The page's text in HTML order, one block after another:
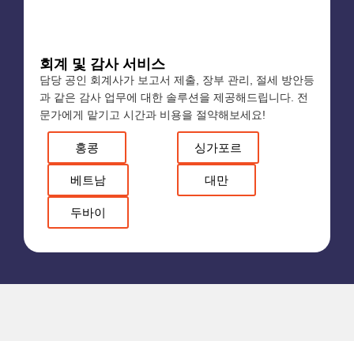
회계 및 감사 서비스
담당 공인 회계사가 보고서 제출, 장부 관리, 절세 방안등
과 같은 감사 업무에 대한 솔루션을 제공해드립니다. 전
문가에게 맡기고 시간과 비용을 절약해보세요!
홍콩 싱가포르
베트남 대만
두바이